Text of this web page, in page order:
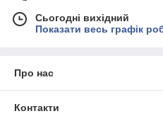
Сьогодні вихідний
Показати весь графік
Про нас
Контакти